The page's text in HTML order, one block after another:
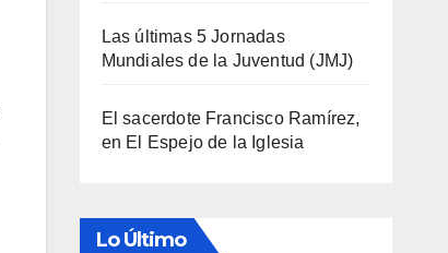
Las últimas 5 Jornadas
Mundiales de la Juventud (JMJ)
El sacerdote Francisco Ramírez,
en El Espejo de la Iglesia
Lo Último